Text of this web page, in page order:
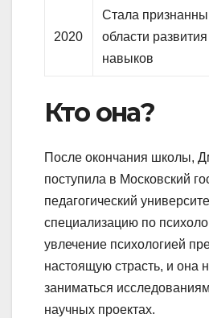
2020
Стала
области
навыков
Кто она?
После окончания школы,
поступила в Московский
педагогический
специализацию по
увлечение психологией
настоящую страсть, и она
заниматься
научных проектах.